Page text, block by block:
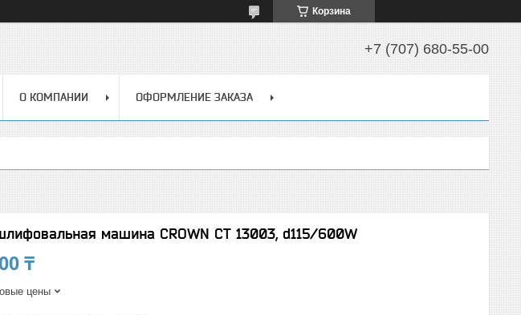
Корзина
+7 (707) 680-55-00
О КОМПАНИИ ОФОРМЛЕНИЕ ЗАКАЗА
машина CROWN СТ 13003, d115/600W
₸
цены